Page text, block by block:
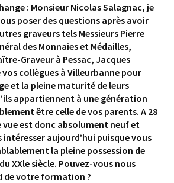
: Monsieur Nicolas Salagnac, je
poser des questions après avoir
graveurs tels Messieurs Pierre
des Monnaies et Médailles,
Graveur à Pessac, Jacques
vos collègues à Villeurbanne pour
et la pleine maturité de leurs
appartiennent à une génération
être celle de vos parents. A 28
est donc absolument neuf et
intéresser aujourd’hui puisque vous
la pleine possession de
XXle siècle. Pouvez-vous nous
de votre formation ?